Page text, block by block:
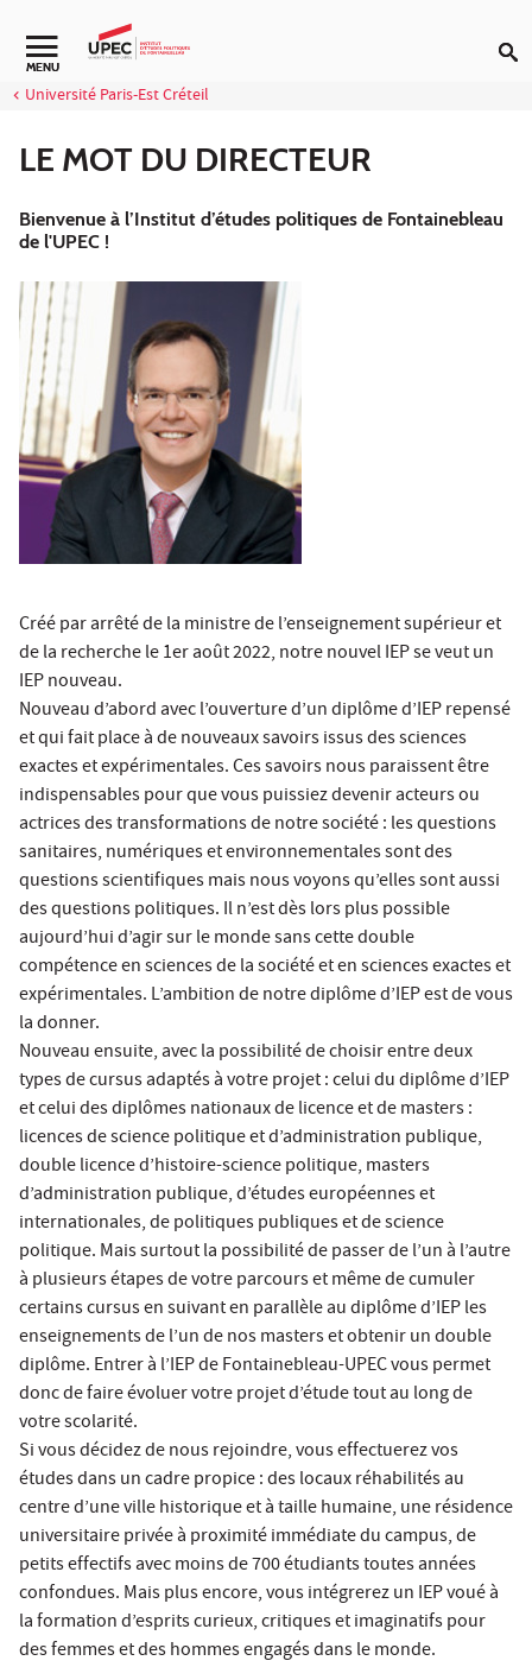
Aller au contenu
Navigation secondaire
MENU
Université Paris-Est Créteil
LE MOT DU DIRECTEUR
Bienvenue à l’Institut d’études politiques de Fontainebleau
de l'UPEC !
Créé par arrêté de la ministre de l’enseignement supérieur et
de la recherche le 1er août 2022, notre nouvel IEP se veut un
IEP nouveau.
Nouveau d’abord avec l’ouverture d’un diplôme d’IEP repensé
et qui fait place à de nouveaux savoirs issus des sciences
exactes et expérimentales. Ces savoirs nous paraissent être
indispensables pour que vous puissiez devenir acteurs ou
actrices des transformations de notre société : les questions
sanitaires, numériques et environnementales sont des
questions scientifiques mais nous voyons qu’elles sont aussi
des questions politiques. Il n’est dès lors plus possible
aujourd’hui d’agir sur le monde sans cette double
compétence en sciences de la société et en sciences exactes et
expérimentales. L’ambition de notre diplôme d’IEP est de vous
la donner.
Nouveau ensuite, avec la possibilité de choisir entre deux
types de cursus adaptés à votre projet : celui du diplôme d’IEP
et celui des diplômes nationaux de licence et de masters :
licences de science politique et d’administration publique,
double licence d’histoire-science politique, masters
d’administration publique, d’études européennes et
internationales, de politiques publiques et de science
politique. Mais surtout la possibilité de passer de l’un à l’autre
à plusieurs étapes de votre parcours et même de cumuler
certains cursus en suivant en parallèle au diplôme d’IEP les
enseignements de l’un de nos masters et obtenir un double
diplôme. Entrer à l’IEP de Fontainebleau-UPEC vous permet
donc de faire évoluer votre projet d’étude tout au long de
votre scolarité.
Si vous décidez de nous rejoindre, vous effectuerez vos
études dans un cadre propice : des locaux réhabilités au
centre d’une ville historique et à taille humaine, une résidence
universitaire privée à proximité immédiate du campus, de
petits effectifs avec moins de 700 étudiants toutes années
confondues. Mais plus encore, vous intégrerez un IEP voué à
la formation d’esprits curieux, critiques et imaginatifs pour
des femmes et des hommes engagés dans le monde.